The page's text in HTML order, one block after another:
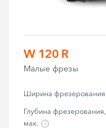
W 120 R
Малые фрезы
Ширина фрезерования
Глубина фрезерования,
мак.